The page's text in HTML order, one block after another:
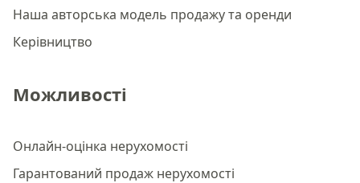
Наша авторська модель продажу та оренди
Керівництво
Можливості
Онлайн-оцінка нерухомості
Гарантований продаж нерухомості